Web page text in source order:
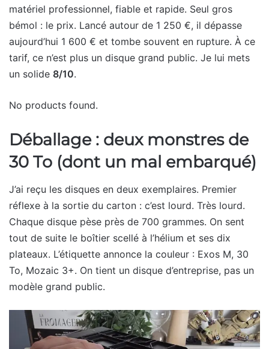
matériel professionnel, fiable et rapide. Seul gros
bémol : le prix. Lancé autour de 1 250 €, il dépasse
aujourd’hui 1 600 € et tombe souvent en rupture. À ce
tarif, ce n’est plus un disque grand public. Je lui mets
un solide 8/10.
No products found.
Déballage : deux monstres de
30 To (dont un mal embarqué)
J’ai reçu les disques en deux exemplaires. Premier
réflexe à la sortie du carton : c’est lourd. Très lourd.
Chaque disque pèse près de 700 grammes. On sent
tout de suite le boîtier scellé à l’hélium et ses dix
plateaux. L’étiquette annonce la couleur : Exos M, 30
To, Mozaic 3+. On tient un disque d’entreprise, pas un
modèle grand public.